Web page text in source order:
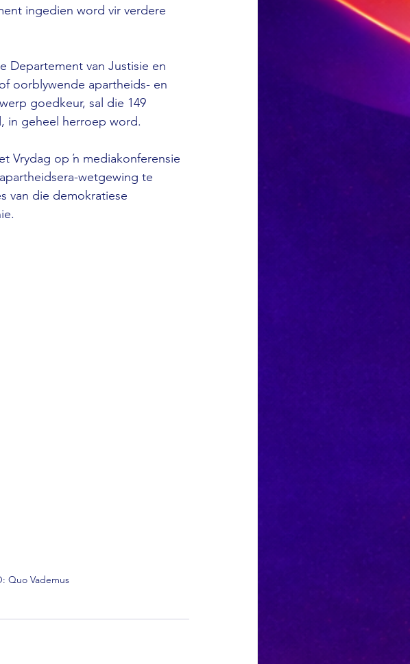
ingedien word vir verdere
Departement van Justisie en
oorblywende apartheids- en
goedkeur, sal die 149
in geheel herroep word.
Vrydag op ŉ mediakonferensie
wetgewing te
van die demokratiese
Quo Vademus